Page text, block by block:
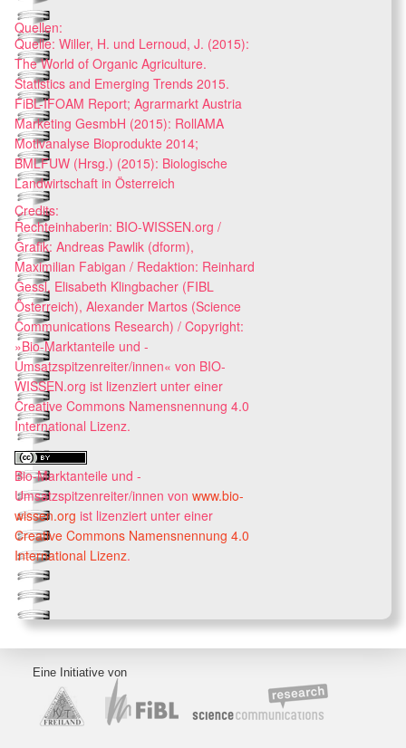
Quellen:
Quelle: Willer, H. und Lernoud, J. (2015):
The World of Organic Agriculture.
Statistics and Emerging Trends 2015.
FiBL-IFOAM Report; Agrarmarkt Austria
Marketing GesmbH (2015): RollAMA
Motivanalyse Bioprodukte 2014;
BMLFUW (Hrsg.) (2015): Biologische
Landwirtschaft in Österreich
Credits:
Rechteinhaberin: BIO-WISSEN.org /
Grafik: Andreas Pawlik (dform),
Maximilian Fabigan / Redaktion: Reinhard
Gessl, Elisabeth Klingbacher (FIBL
Österreich), Alexander Martos (Science
Communications Research) / Copyright:
»Bio-Marktanteile und -
Umsatzspitzenreiter/innen« von BIO-
WISSEN.org ist lizenziert unter einer
Creative Commons Namensnennung 4.0
International Lizenz.
Bio-Marktanteile und -
Umsatzspitzenreiter/innen von www.bio-
wissen.org ist lizenziert unter einer
Creative Commons Namensnennung 4.0
International Lizenz.
Eine Initiative von